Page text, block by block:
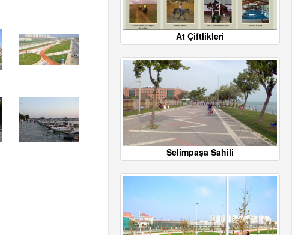
At Çiftlikleri
Selimpaşa Sahili